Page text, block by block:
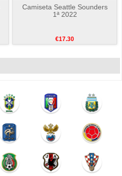
Camiseta Seattle Sounders
1ª 2022
€17.30